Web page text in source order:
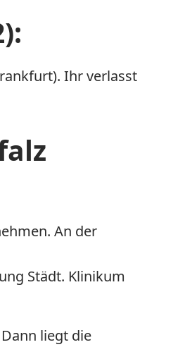
Ihr verlasst
An der
Städt. Klinikum
liegt die